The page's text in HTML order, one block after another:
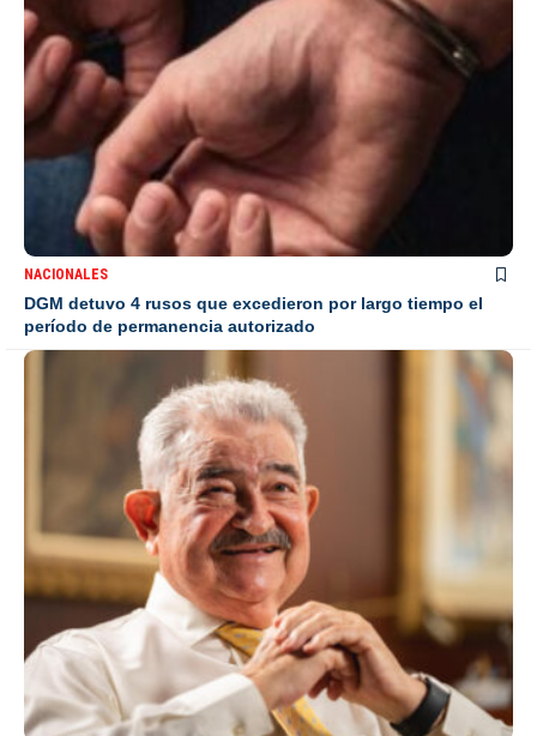
NACIONALES
DGM detuvo 4 rusos que excedieron por largo tiempo el
período de permanencia autorizado